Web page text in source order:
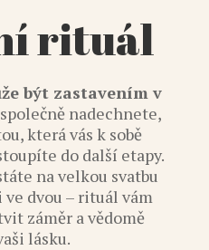
rituál
být zastavením v
nadechnete,
která vás k sobě
do další etapy.
na velkou svatbu
dvou – rituál vám
záměr a vědomě
lásku.